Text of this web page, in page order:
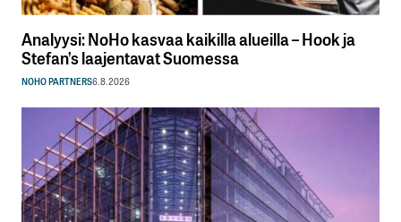
Analyysi: NoHo kasvaa kaikilla alueilla – Hook ja
Stefan’s laajentavat Suomessa
NOHO PARTNERS6.8.2026